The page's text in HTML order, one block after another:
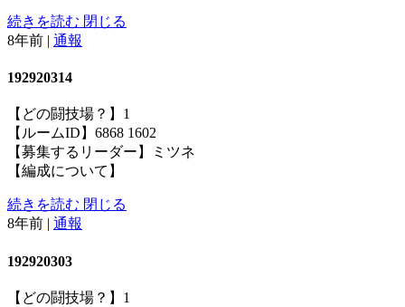
続きを読む 閉じる
8年前 | 通報
192920314
【どの闘技場？】1
【ルームID】6868 1602
【募集するリーダー】ミツネ
【編成について】
続きを読む 閉じる
8年前 | 通報
192920303
【どの闘技場？】1